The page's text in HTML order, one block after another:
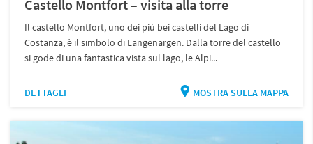
Castello Montfort – visita alla torre
Il castello Montfort, uno dei più bei castelli del Lago di
Costanza, è il simbolo di Langenargen. Dalla torre del castello
si gode di una fantastica vista sul lago, le Alpi...
DETTAGLI MOSTRA SULLA MAPPA